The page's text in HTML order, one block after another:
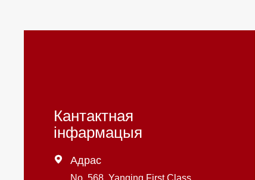
Кантактная
інфармацыя
 Адрас
No. 568, Yanqing First Class